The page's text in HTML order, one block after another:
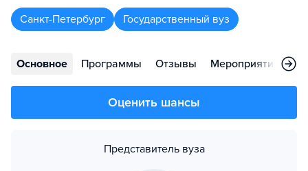
Санкт-Петербург Государственный вуз
Основное Программы Отзывы Мероприятия
Оценить шансы
Представитель вуза